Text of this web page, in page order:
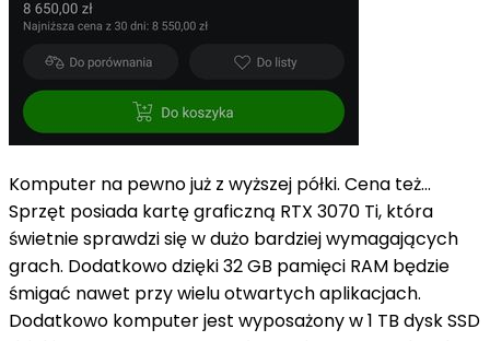
Komputer na pewno już z wyższej półki. Cena też...
Sprzęt posiada kartę graficzną RTX 3070 Ti, która
świetnie sprawdzi się w dużo bardziej wymagających
grach. Dodatkowo dzięki 32 GB pamięci RAM będzie
śmigać nawet przy wielu otwartych aplikacjach.
Dodatkowo komputer jest wyposażony w 1 TB dysk SSD